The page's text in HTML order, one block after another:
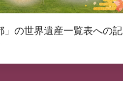
」の世界遺産一覧表への記